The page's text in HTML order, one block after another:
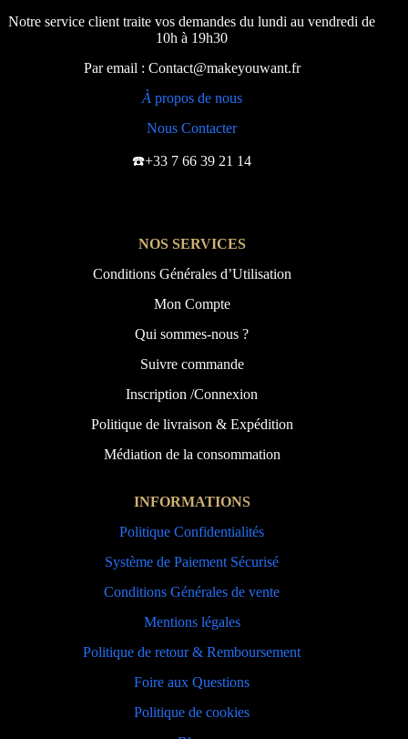
Notre service client traite vos demandes du lundi au vendredi de
10h à 19h30
Par email : Contact@makeyouwant.fr
À propos de nous
Nous Contacter
☎️+33 7 66 39 21 14
NOS SERVICES
Conditions Générales d’Utilisation
Mon Compte
Qui sommes-nous ?
Suivre commande
Inscription /Connexion
Politique de livraison & Expédition
Médiation de la consommation
INFORMATIONS
Politique Confidentialités
Système de Paiement Sécurisé
Conditions Générales de vente
Mentions légales
Politique de retour & Remboursement
Foire aux Questions
Politique de cookies